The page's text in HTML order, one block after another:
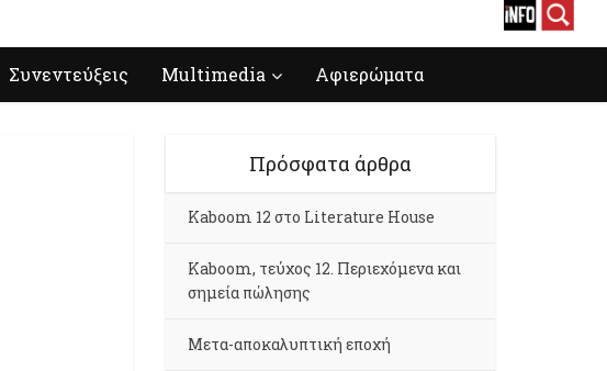
Συνεντεύξεις Multimedia Αφιερώματα
Πρόσφατα άρθρα
Kaboom 12 στο Literature House
Kaboom, τεύχος 12. Περιεχόμενα και
σημεία πώλησης
Μετα-αποκαλυπτική εποχή